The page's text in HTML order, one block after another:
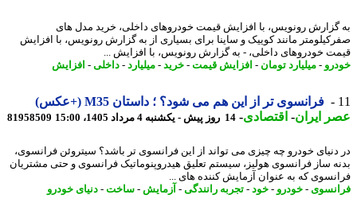
رونویس، با افزایش قیمت خودروهای داخلی، خرید مدل های
مانند کوییک و ساینا برای بسیاری از به گزارش رونویس، با افزایش
خودروهای داخلی، - به گزارش رونویس، با افزایش ...
-میلیارد تومان-افزایش قیمت-خرید- میلیارد-داخلی -افزایش
فرانسوی تر از این هم می شود؟ ؛ داستان M35 (+عکس)
ایران- اقتصادی-14 روز پیش - یکشنبه 4 مرداد 1405، 15:00 81958509
خودرو چه چیزی می تواند از این فرانسوی تر باشد؟ سیتروئن فرانسوی،
ساز فرانسوی هولیز، سیستم تعلیق هیدروپنوماتیک فرانسوی و حتی مشتریان
که به عنوان آزمایش کننده های ...
-خودرو-خود -تجربه رانندگی-آزمایش-ساخت-دنیای خودرو